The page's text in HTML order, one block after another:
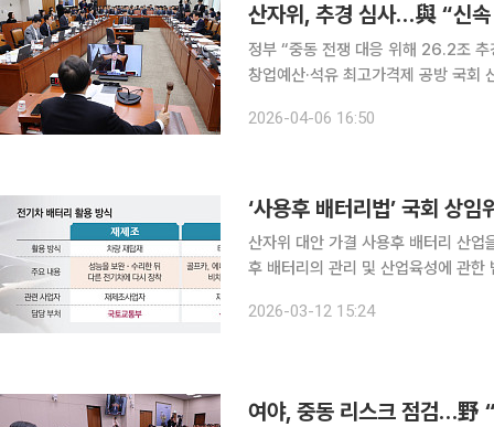
산자위, 추경 심사…與 “신
정부 “중동 전쟁 대응 위해 26.2조
창업예산·석유 최고가격제 공방 국회 산업통상자원중소벤처기업위원회가 6일 중동 전쟁 대응으로
한 신속한 추경 처리”를 강조한 반면
2026-04-06 16:50
‘사용후 배터리법’ 국회 상
산자위 대안 가결 사용후 배터리 산업을 체계적으로 관리하고 육성하기 위한 ‘사용후 배터리법(사용
후 배터리의 관리 및 산업육성에 관한
2026-03-12 15:24
여야, 중동 리스크 점검…野